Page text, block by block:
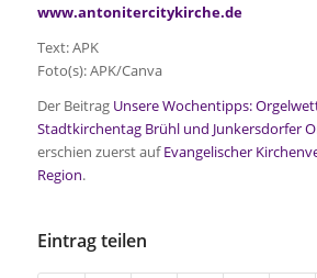
www.antonitercitykirche.de
Text: APK
Foto(s): APK/Canva
Der Beitrag Unsere Wochentipps:
Stadtkirchentag Brühl und Junkersdorfer
erschien zuerst aufEvangelischer
Region.
Eintrag teilen